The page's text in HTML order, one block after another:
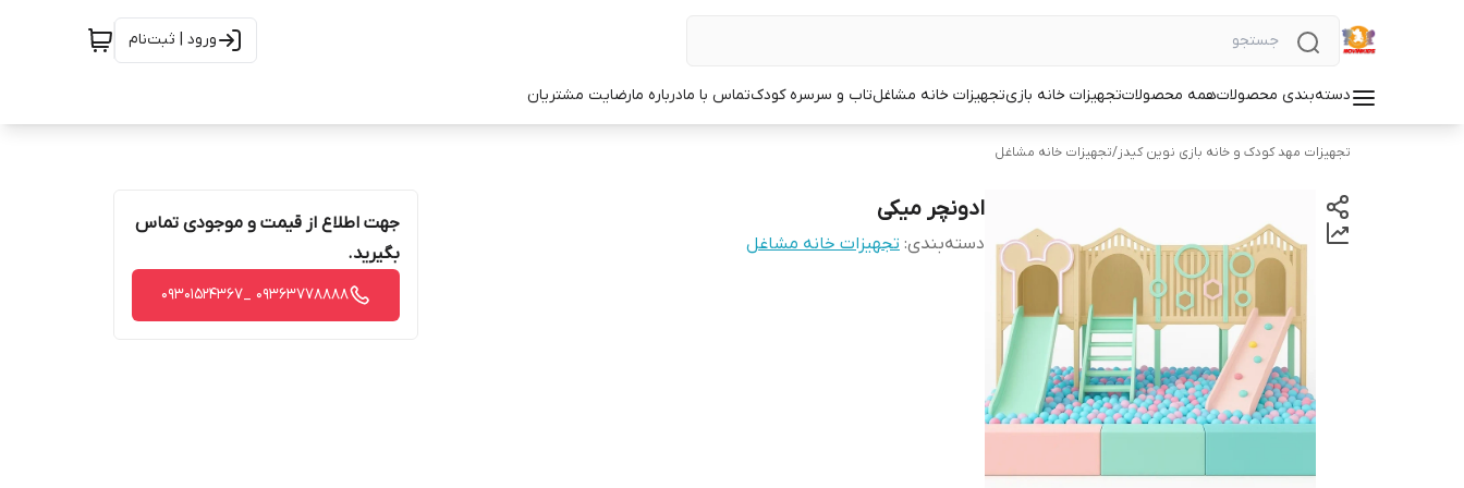
ورود | ثبت‌نام
دسته‌بندی محصولاتهمه محصولاتتجهیزات خانه بازیتجهیزات خانه مشاغلتاب و سرسره کودکتماس با مادرباره مارضایت مشتریان
تجهیزات مهد کودک و خانه بازی نوین کیدز/تجهیزات خانه مشاغل
ادونچر میکی
دسته‌بندی: تجهیزات خانه مشاغل
جهت اطلاع از قیمت و موجودی تماس
بگیرید.
09363778888 _09301524367